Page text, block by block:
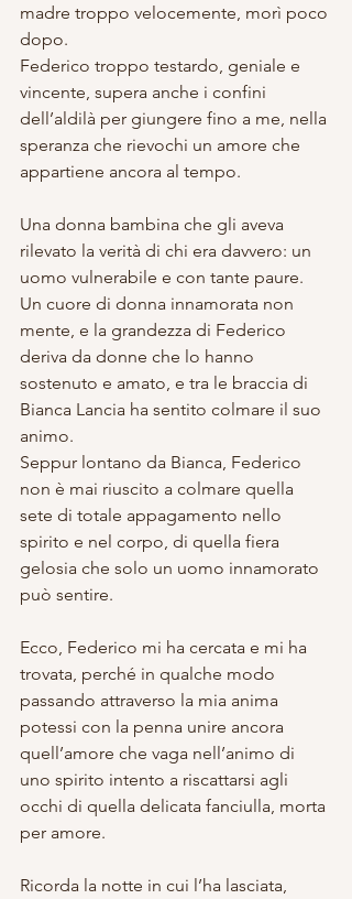
madre troppo velocemente, morì poco
dopo.
Federico troppo testardo, geniale e
vincente, supera anche i confini
dell’aldilà per giungere fino a me, nella
speranza che rievochi un amore che
appartiene ancora al tempo.
Una donna bambina che gli aveva
rilevato la verità di chi era davvero: un
uomo vulnerabile e con tante paure.
Un cuore di donna innamorata non
mente, e la grandezza di Federico
deriva da donne che lo hanno
sostenuto e amato, e tra le braccia di
Bianca Lancia ha sentito colmare il suo
animo.
Seppur lontano da Bianca, Federico
non è mai riuscito a colmare quella
sete di totale appagamento nello
spirito e nel corpo, di quella fiera
gelosia che solo un uomo innamorato
può sentire.
Ecco, Federico mi ha cercata e mi ha
trovata, perché in qualche modo
passando attraverso la mia anima
potessi con la penna unire ancora
quell’amore che vaga nell’animo di
uno spirito intento a riscattarsi agli
occhi di quella delicata fanciulla, morta
per amore.
Ricorda la notte in cui l’ha lasciata,